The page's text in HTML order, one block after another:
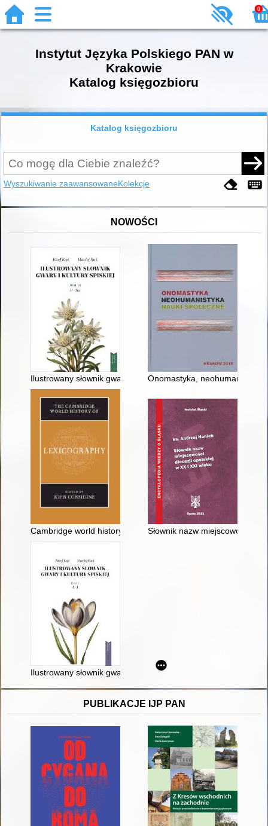
0
Instytut Języka Polskiego PAN w
Krakowie
Katalog księgozbioru
Katalog księgozbioru
Wyszukiwanie zaawansowaneKolekcje
NOWOŚCI
Ilustrowany słownik gwary i kultury spiskiej. T. 3,
Onomastyka, neohumanistyka,
Cambridge world history of lexicographySłownik nazw miejscowości
Ilustrowany słownik gwary i kultury spiskiej. T. 1,
PUBLIKACJE IJP PAN